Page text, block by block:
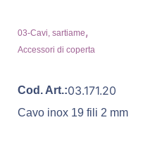
03-Cavi, sartiame,
Accessori di coperta
Cod. Art.:03.171.20
Cavo inox 19 fili 2 mm